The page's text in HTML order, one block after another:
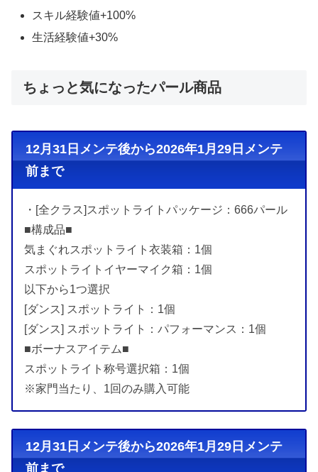
スキル経験値+100%
生活経験値+30%
ちょっと気になったパール商品
12月31日メンテ後から2026年1月29日メンテ
前まで
・[全クラス]スポットライトパッケージ：666パール
■構成品■
気まぐれスポットライト衣装箱：1個
スポットライトイヤーマイク箱：1個
以下から1つ選択
[ダンス] スポットライト：1個
[ダンス] スポットライト：パフォーマンス：1個
■ボーナスアイテム■
スポットライト称号選択箱：1個
※家門当たり、1回のみ購入可能
12月31日メンテ後から2026年1月29日メンテ
前まで